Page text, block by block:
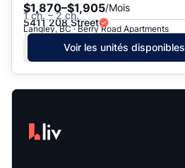
$1,870–$1,905/Mois
1 ch. – 2 ch.
5411 208 Street
Langley, BC · Berry Road Apartments
Voir les unités disponibles